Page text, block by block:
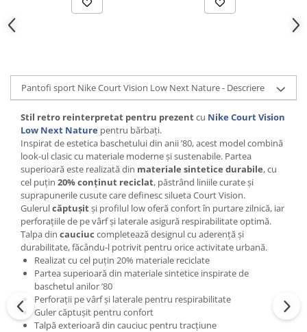
Pantofi sport Nike Court Vision Low Next Nature - Descriere
Stil retro reinterpretat pentru prezentcu Nike Court Vision
Low Next Nature pentru bărbați.
Inspirat de estetica baschetului din anii ’80, acest model combină
look-ul clasic cu materiale moderne și sustenabile. Partea
superioară este realizată din materiale sintetice durabile, cu
cel puțin 20% conținut reciclat, păstrând liniile curate și
suprapunerile cusute care definesc silueta Court Vision.
Gulerulcăptușitși profilul low oferă confort în purtare zilnică, iar
perforațiile de pe vârf și laterale asigură respirabilitate optimă.
Talpa din cauciuc completează designul cu aderență și
durabilitate, făcându-l potrivit pentru orice activitate urbană.
Realizat cu cel puțin 20% materiale reciclate
Partea superioară din materiale sintetice inspirate de
baschetul anilor ’80
Perforații pe vârf și laterale pentru respirabilitate
Guler căptușit pentru confort
Talpă exterioară din cauciuc pentru tracțiune